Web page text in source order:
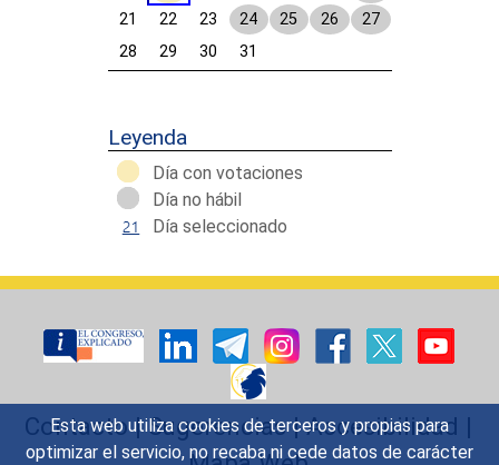
Esta web utiliza cookies de terceros y propias para
optimizar el servicio, no recaba ni cede datos de carácter
21
22 23 24 25 26
27
28
29 30 31
Leyenda
Día con votaciones
Día no hábil
Día seleccionado
Contacto|Sugerencias|Accesibilidad |